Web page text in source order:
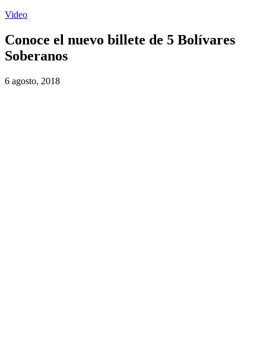
Video
Conoce el nuevo billete de 5 Bolívares
Soberanos
6 agosto, 2018